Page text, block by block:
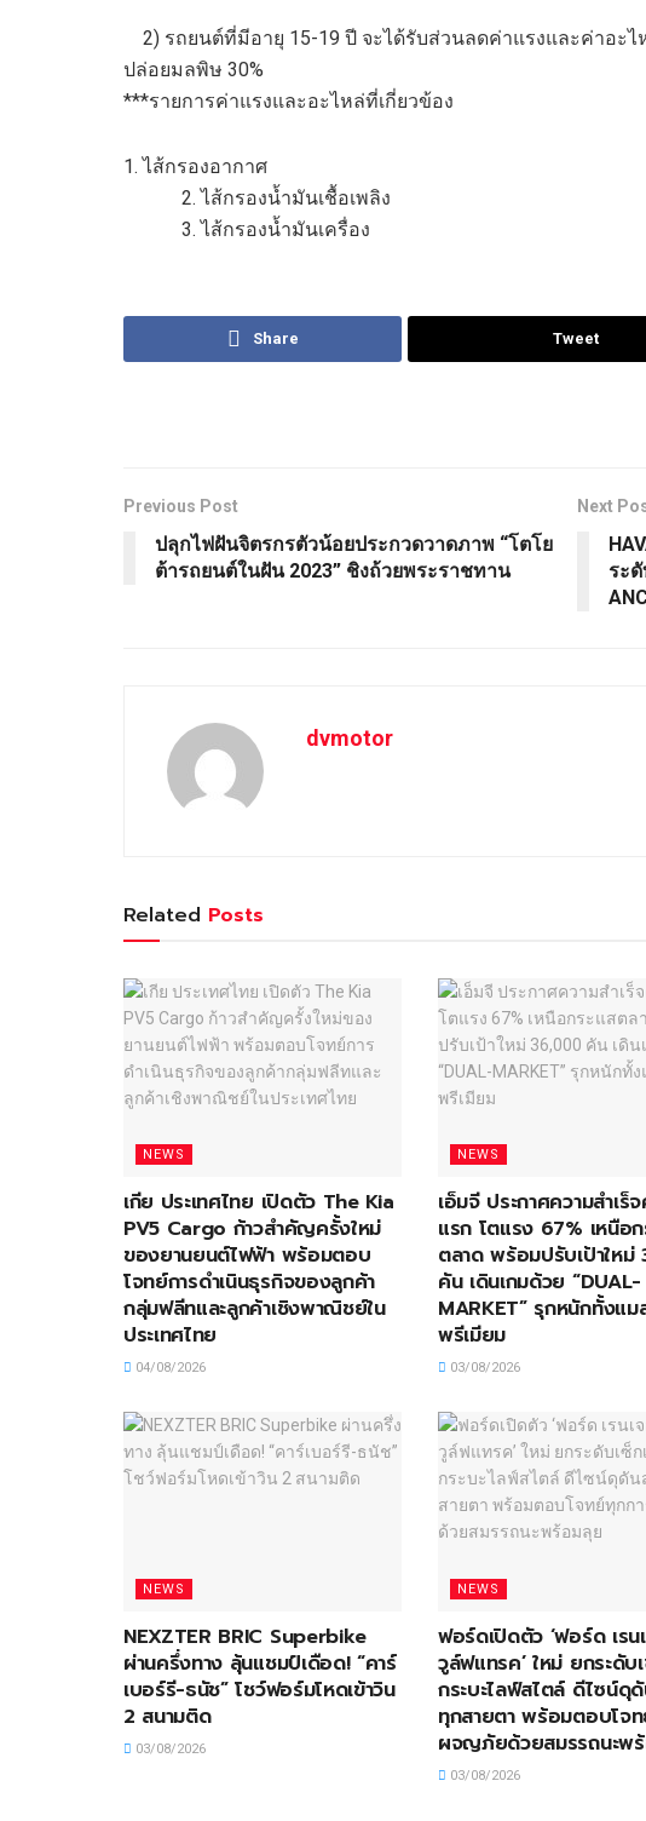
2) รถยนต์ที่มีอายุ 15-19 ปี จะได้รับส่วนลดค่าแรงและค่าอะ
ปล่อยมลพิษ 30%
***รายการค่าแรงและอะไหล่ที่เกี่ยวข้อง
1.ไส้กรองอากาศ
2.ไส้กรองน้ำมันเชื้อเพลิง
3.ไส้กรองน้ำมันเครื่อง
Share Tweet
Previous Post
ปลุกไฟฝันจิตรกรตัวน้อยประกวดวาดภาพ “โตโย
ต้ารถยนต์ในฝัน 2023” ชิงถ้วยพระราชทาน
Next
ระ
dvmotor
Related Posts
NEWS
เกีย ประเทศไทย เปิดตัว The Kia
PV5 Cargo ก้าวสำคัญครั้งใหม่
ของยานยนต์ไฟฟ้า พร้อมตอบ
โจทย์การดำเนินธุรกิจของลูกค้า
กลุ่มฟลีทและลูกค้าเชิงพาณิชย์ใน
ประเทศไทย
04/08/2026
NEWS
เอ็มจี ประกาศความสำเร็
แรก โตแรง 67% เหนือก
ตลาด พร้อมปรับเป้าให
คัน เดินเกมด้วย “DUAL-
MARKET” รุกหนักทั้งแม
พรีเมียม
03/08/2026
NEWS
NEXZTER BRIC Superbike
ผ่านครึ่งทาง ลุ้นแชมป์เดือด! “คาร์
เบอร์รี-ธนัช” โชว์ฟอร์มโหดเข้าวิน
2 สนามติด
03/08/2026
NEWS
ฟอร์ดเปิดตัว ‘ฟอร์ด เรน
วูล์ฟแทรค’ ใหม่ ยกระดับ
กระบะไลฟ์สไตล์ ดีไซน์ดุ
ทุกสายตา พร้อมตอบโจ
ผจญภัยด้วยสมรรถนะพ
03/08/2026